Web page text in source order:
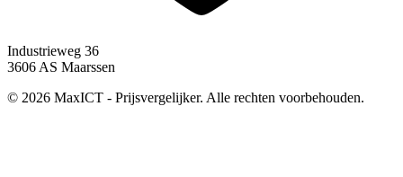
Industrieweg 36
3606 AS Maarssen
© 2026 MaxICT - Prijsvergelijker. Alle rechten voorbehouden.